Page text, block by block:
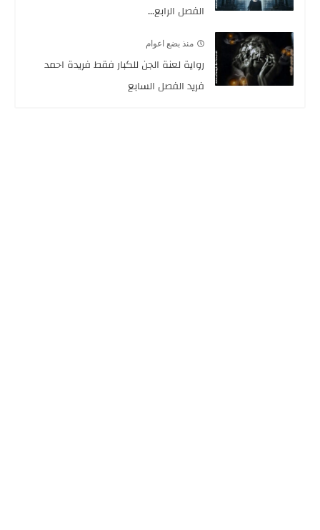
الفصل الرابع...
منذ بضع اعوام
رواية لعنة الجن للكبار فقط فريدة احمد
فريد الفصل السابع